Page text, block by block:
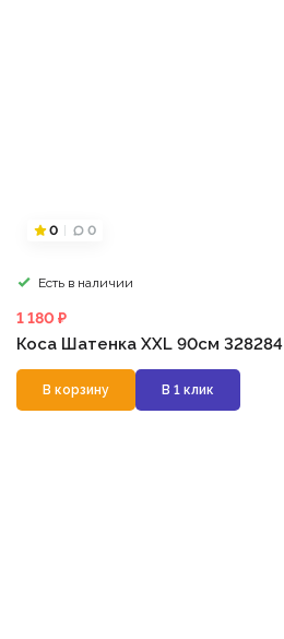
0 0
Есть в наличии
1 180 ₽
Коса Шатенка XXL 90см 328284
В корзину В 1 клик